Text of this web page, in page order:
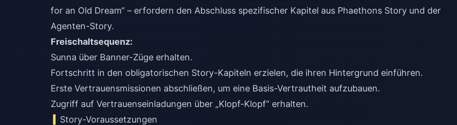
for an Old Dream“ – erfordern den Abschluss spezifischer Kapitel aus Phaethons Story und der
Agenten-Story.
Freischaltsequenz:
Sunna über Banner-Züge erhalten.
Fortschritt in den obligatorischen Story-Kapiteln erzielen, die ihren Hintergrund einführen.
Erste Vertrauensmissionen abschließen, um eine Basis-Vertrautheit aufzubauen.
Zugriff auf Vertrauenseinladungen über „Klopf-Klopf“ erhalten.
Story-Voraussetzungen